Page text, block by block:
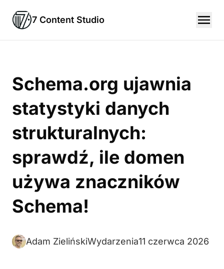
7 Content Studio
Schema.org ujawnia
statystyki danych
strukturalnych:
sprawdź, ile domen
używa znaczników
Schema!
Adam ZielińskiWydarzenia11 czerwca 2026